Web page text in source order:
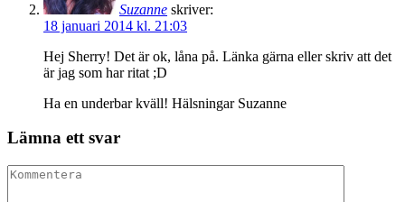
Suzanne skriver:
18 januari 2014 kl. 21:03
Hej Sherry! Det är ok, låna på. Länka gärna eller skriv att det
är jag som har ritat ;D
Ha en underbar kväll! Hälsningar Suzanne
Lämna ett svar